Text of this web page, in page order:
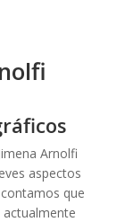
Arnolfi
aspectos
que